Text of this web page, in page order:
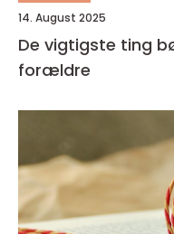
14. August 2025
De vigtigste ting
forældre